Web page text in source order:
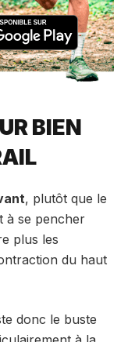
BIEN
, plutôt que le
à se pencher
plus les
du haut
donc le buste